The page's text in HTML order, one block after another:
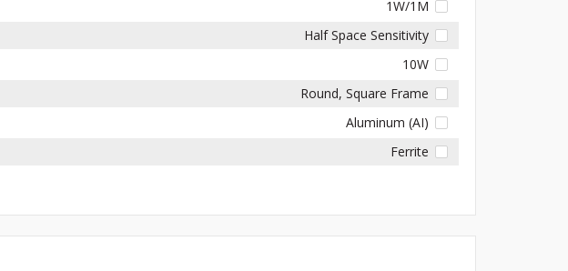
1W/1M
Half Space Sensitivity
10W
Round, Square Frame
Aluminum (AI)
Ferrite